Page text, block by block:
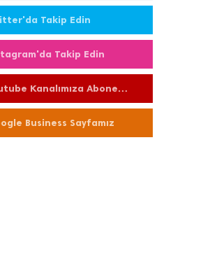
Takip Edin
Takip Edin
Kanalımıza Abone
Business Sayfamız